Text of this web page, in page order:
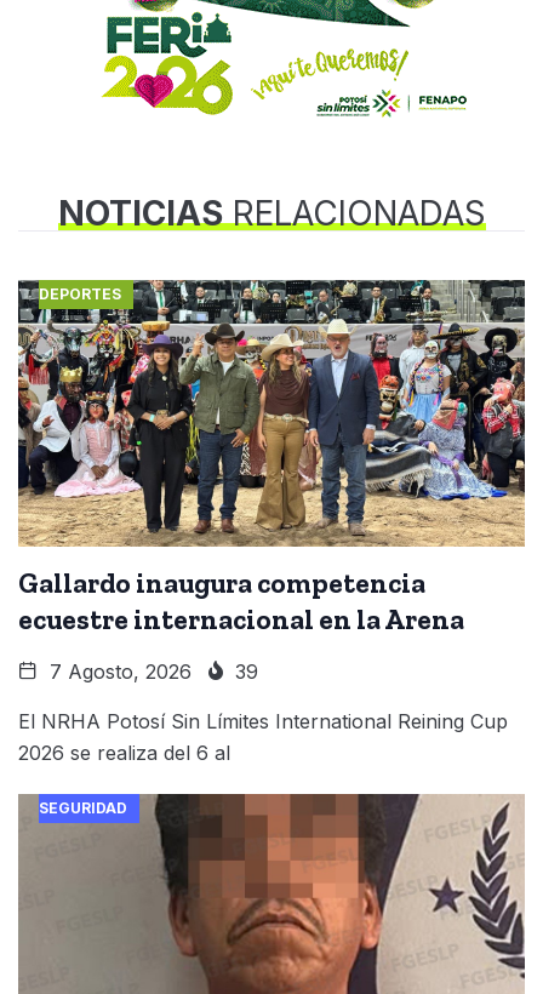
NOTICIASRELACIONADAS
DEPORTES
Gallardo inaugura competencia
ecuestre internacional en la Arena
7 Agosto, 2026 39
El NRHA Potosí Sin Límites International Reining Cup
2026 se realiza del 6 al
SEGURIDAD